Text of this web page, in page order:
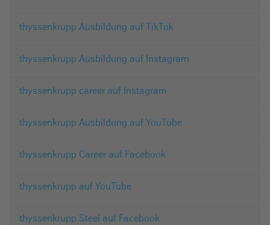
thyssenkrupp Ausbildung auf TikTok
thyssenkrupp Ausbildung auf Instagram
thyssenkrupp career auf Instagram
thyssenkrupp Ausbildung auf YouTube
thyssenkrupp Career auf Facebook
thyssenkrupp auf YouTube
thyssenkrupp Steel auf Facebook